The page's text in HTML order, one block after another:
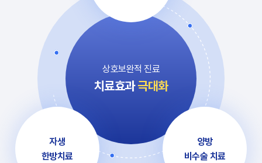
상호보완적 진료
치료효과극대화
자생
한방치료
양방
비수술 치료